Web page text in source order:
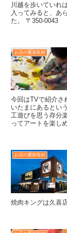
川越を歩いていれ
入ってみると、あ
た。 〒350-0043
お店の覆面取材
今回はTVで紹介さ
いたまにあるとい
工遊びを思う存分
ってアートを楽し
お店の覆面取材
焼肉キングは久喜